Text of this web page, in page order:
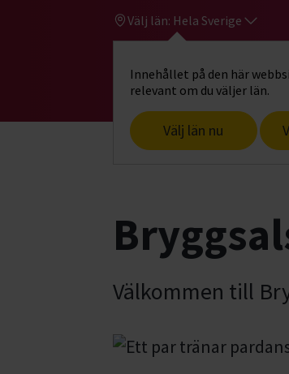
Välj län: Hela Sverige
Innehållet på den här
relevant om du väljer län.
Välj län nu
Gå till
Start Hitta intresse
Välkommen till